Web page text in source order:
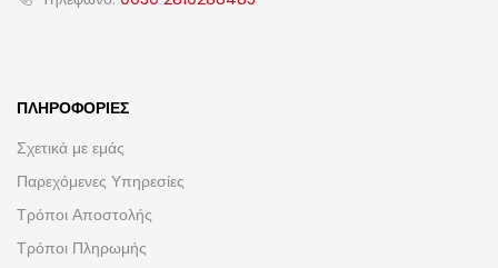
ΠΛΗΡΟΦΟΡΊΕΣ
Σχετικά με εμάς
Παρεχόμενες Υπηρεσίες
Τρόποι Αποστολής
Τρόποι Πληρωμής